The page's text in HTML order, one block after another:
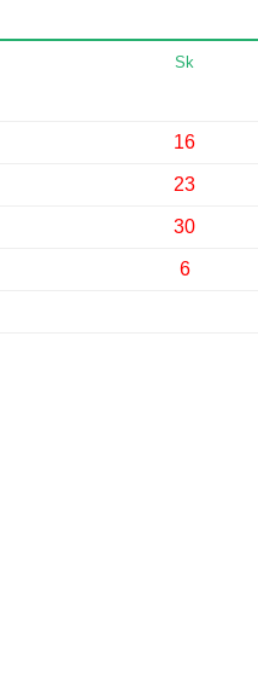
Sk
16
23
30
6